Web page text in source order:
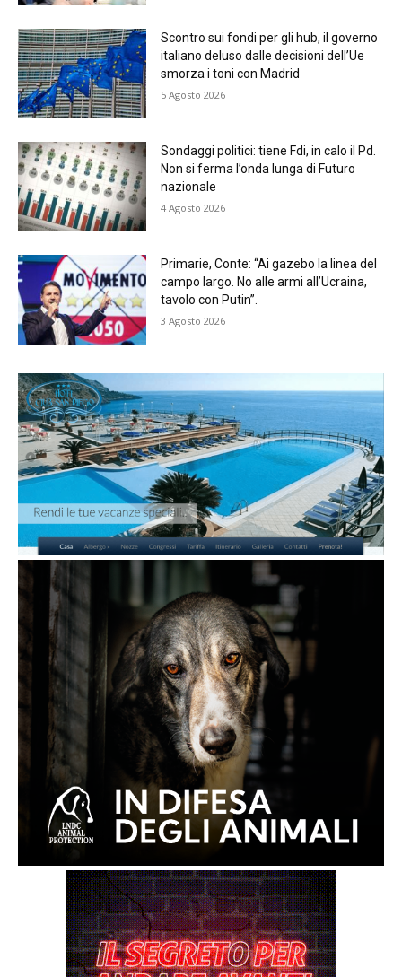
Scontro sui fondi per gli hub, il governo
italiano deluso dalle decisioni dell’Ue
smorza i toni con Madrid
5 Agosto 2026
Sondaggi politici: tiene Fdi, in calo il Pd.
Non si ferma l’onda lunga di Futuro
nazionale
4 Agosto 2026
Primarie, Conte: “Ai gazebo la linea del
campo largo. No alle armi all’Ucraina,
tavolo con Putin”.
3 Agosto 2026